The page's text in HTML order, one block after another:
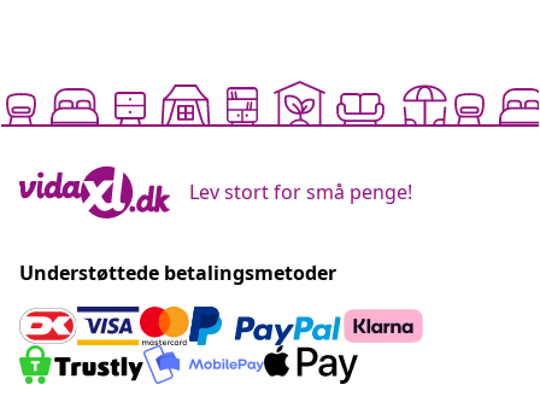
Lev stort for små penge!
Understøttede betalingsmetoder